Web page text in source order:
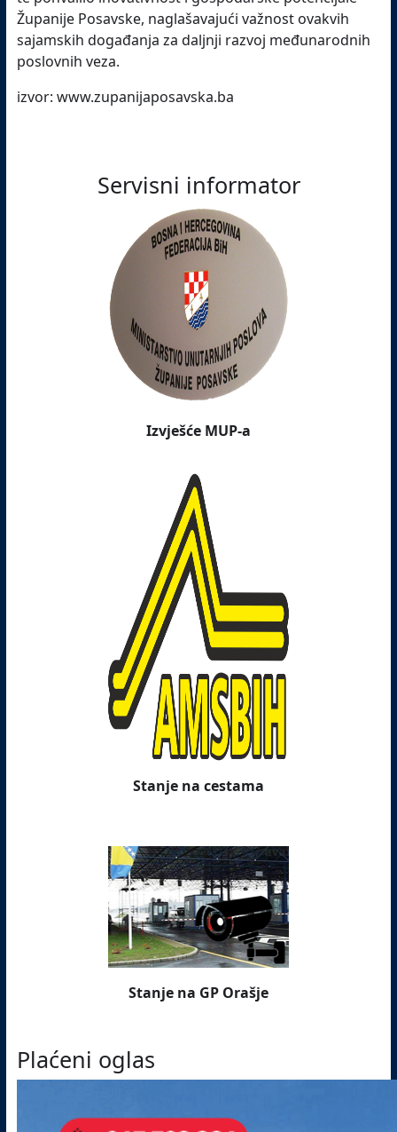
Županije Posavske, naglašavajući važnost ovakvih
sajamskih događanja za daljnji razvoj međunarodnih
poslovnih veza.
izvor: www.zupanijaposavska.ba
Servisni informator
Izvješće MUP-a
Stanje na cestama
Stanje na GP Orašje
Plaćeni oglas